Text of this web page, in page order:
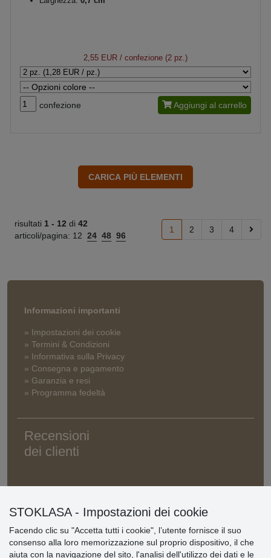
2,55 EUR / confezione (2 pz.)
confezione Aggiungi al carrello
risultati 1 - 12 di 42
articoli/pagina: 12 24 48 96
1 2 3 4
Informazioni importanti
» Impostazioni dei cookie
» Termini & Condizioni
» Informativa sulla Privacy
» Consegna e pagamento
» Garanzia e resi
» Programma fedeltà
Recensioni
dei clienti
STOKLASA - Impostazioni dei cookie
Facendo clic su "Accetta tutti i cookie", l’utente fornisce il suo
consenso alla loro memorizzazione sul proprio dispositivo, il che
aiuta con la navigazione del sito, l'analisi dell'utilizzo dei dati e le